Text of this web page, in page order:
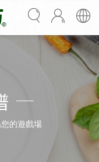
的遊戲場